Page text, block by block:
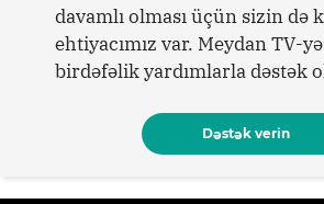
davamlı olması üçün sizin də
ehtiyacımız var. Meydan TV-
birdəfəlik yardımlarla dəstək
Dəstək verin